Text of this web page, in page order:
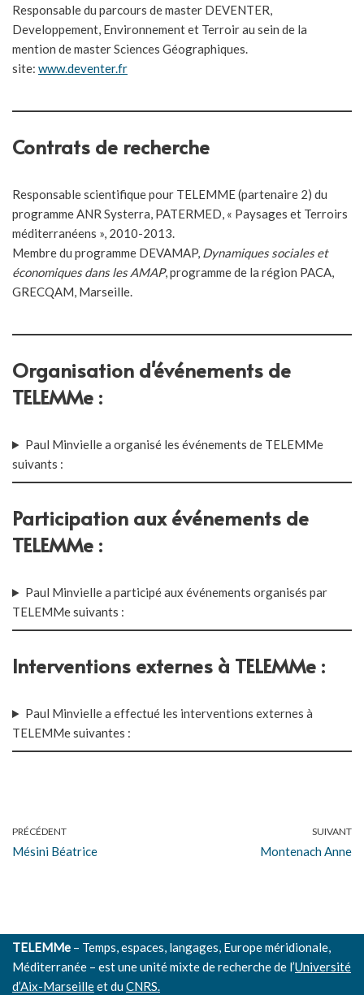
Responsable du parcours de master DEVENTER,
Developpement, Environnement et Terroir au sein de la
mention de master Sciences Géographiques.
site: www.deventer.fr
Contrats de recherche
Responsable scientifique pour TELEMME (partenaire 2) du
programme ANR Systerra, PATERMED, « Paysages et Terroirs
méditerranéens », 2010-2013.
Membre du programme DEVAMAP, Dynamiques sociales et
économiques dans les AMAP, programme de la région PACA,
GRECQAM, Marseille.
Organisation d'événements de
TELEMMe :
Paul Minvielle a organisé les événements de TELEMMe
suivants :
Participation aux événements de
TELEMMe :
Paul Minvielle a participé aux événements organisés par
TELEMMe suivants :
Interventions externes à TELEMMe :
Paul Minvielle a effectué les interventions externes à
TELEMMe suivantes :
PRÉCÉDENT
Mésini Béatrice
SUIVANT
Montenach Anne
TELEMMe – Temps, espaces, langages, Europe méridionale,
Méditerranée – est une unité mixte de recherche de l’Université
d’Aix-Marseilleet duCNRS.